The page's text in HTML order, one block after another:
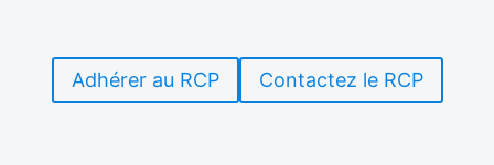
Adhérer au RCP Contactez le RCP